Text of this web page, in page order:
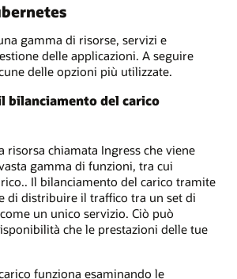
gamma di risorse, servizi e
delle applicazioni. A seguire
delle opzioni più utilizzate.
bilanciamento del carico
risorsa chiamata Ingress che viene
gamma di funzioni, tra cui
Il bilanciamento del carico tramite
di distribuire il traffico tra un set di
un unico servizio. Ciò può
che le prestazioni delle tue
funziona esaminando le